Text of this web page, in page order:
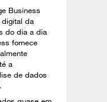
Business
digital da
do dia a dia
fornece
a
de dados